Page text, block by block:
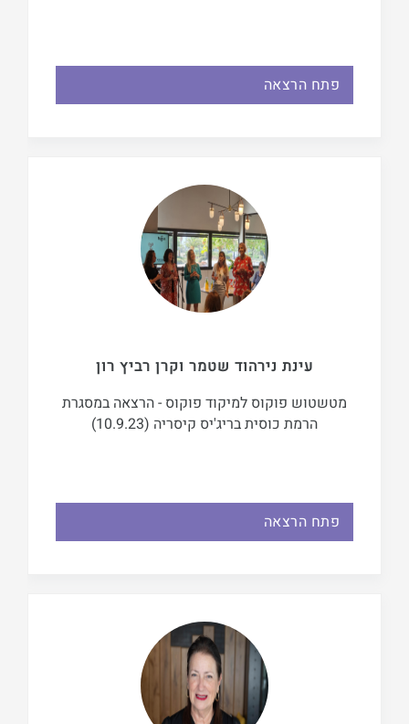
פתח הרצאה
עינת נירהוד שטמר וקרן רביץ רון
מטשטוש פוקוס למיקוד פוקוס - הרצאה במסגרת
הרמת כוסית בריג'יס קיסריה (10.9.23)
פתח הרצאה